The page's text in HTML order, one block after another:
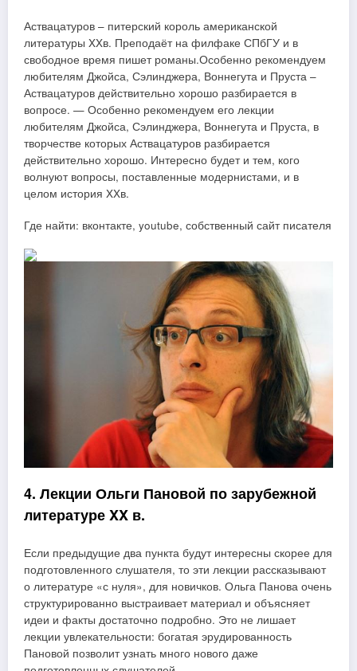
Аствацатуров – питерский король американской
литературы XXв. Преподаёт на филфаке СПбГУ и в
свободное время пишет романы.Особенно рекомендуем
любителям Джойса, Сэлинджера, Воннегута и Пруста –
Аствацатуров действительно хорошо разбирается в
вопросе. — Особенно рекомендуем его лекции
любителям Джойса, Сэлинджера, Воннегута и Пруста, в
творчестве которых Аствацатуров разбирается
действительно хорошо. Интересно будет и тем, кого
волнуют вопросы, поставленные модернистами, и в
целом история XXв.
Где найти: вконтакте, youtube, собственный сайт писателя
4. Лекции Ольги Пановой по зарубежной
литературе XX в.
Если предыдущие два пункта будут интересны скорее для
подготовленного слушателя, то эти лекции рассказывают
о литературе «с нуля», для новичков. Ольга Панова очень
структурированно выстраивает материал и объясняет
идеи и факты достаточно подробно. Это не лишает
лекции увлекательности: богатая эрудированность
Пановой позволит узнать много нового даже